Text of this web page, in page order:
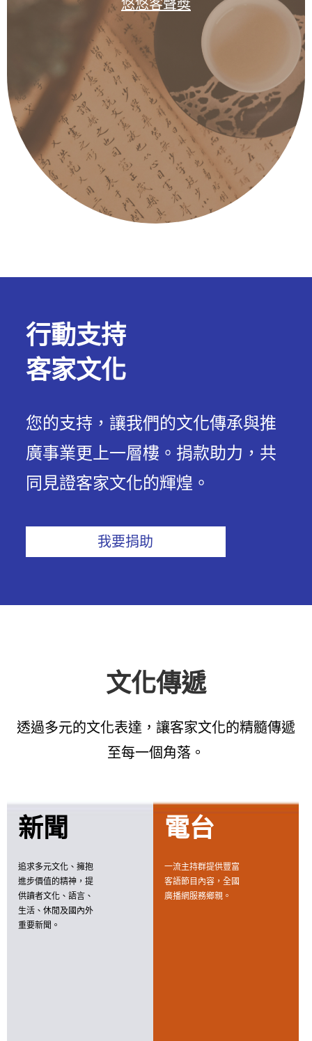
悠悠客聲獎
行動支持
客家文化
您的支持，讓我們的文化傳承與推
廣事業更上一層樓。捐款助力，共
同見證客家文化的輝煌。
我要捐助
文化傳遞
透過多元的文化表達，讓客家文化的精髓傳遞
至每一個角落。
新聞
追求多元文化、擁抱
進步價值的精神，提
供讀者文化、語言、
生活、休閒及國內外
重要新聞。
電台
一流主持群提供豐富
客語節目內容，全國
廣播網服務鄉親。